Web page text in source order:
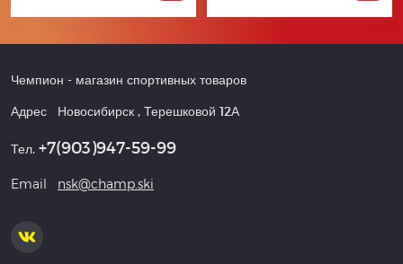
Чемпион - магазин спортивных товаров
Адрес Новосибирск , Терешковой 12А
Тел. +7(903)947-59-99
Email nsk@champ.ski